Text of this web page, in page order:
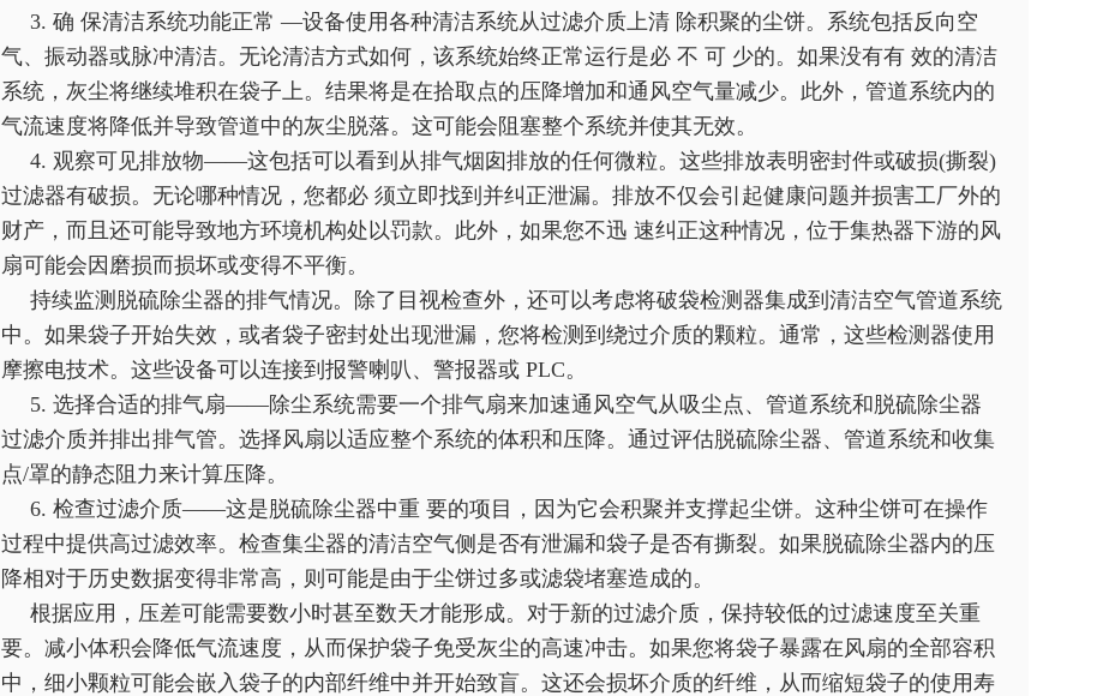
3. 确 保清洁系统功能正常 —设备使用各种清洁系统从过滤介质上清 除积聚的尘饼。系统包括反向空
气、振动器或脉冲清洁。无论清洁方式如何，该系统始终正常运行是必 不 可 少的。如果没有有 效的清洁
系统，灰尘将继续堆积在袋子上。结果将是在拾取点的压降增加和通风空气量减少。此外，管道系统内的
气流速度将降低并导致管道中的灰尘脱落。这可能会阻塞整个系统并使其无效。
4. 观察可见排放物——这包括可以看到从排气烟囱排放的任何微粒。这些排放表明密封件或破损(撕裂)
过滤器有破损。无论哪种情况，您都必 须立即找到并纠正泄漏。排放不仅会引起健康问题并损害工厂外的
财产，而且还可能导致地方环境机构处以罚款。此外，如果您不迅 速纠正这种情况，位于集热器下游的风
扇可能会因磨损而损坏或变得不平衡。
持续监测脱硫除尘器的排气情况。除了目视检查外，还可以考虑将破袋检测器集成到清洁空气管道系统
中。如果袋子开始失效，或者袋子密封处出现泄漏，您将检测到绕过介质的颗粒。通常，这些检测器使用
摩擦电技术。这些设备可以连接到报警喇叭、警报器或 PLC。
5. 选择合适的排气扇——除尘系统需要一个排气扇来加速通风空气从吸尘点、管道系统和脱硫除尘器
过滤介质并排出排气管。选择风扇以适应整个系统的体积和压降。通过评估脱硫除尘器、管道系统和收集
点/罩的静态阻力来计算压降。
6. 检查过滤介质——这是脱硫除尘器中重 要的项目，因为它会积聚并支撑起尘饼。这种尘饼可在操作
过程中提供高过滤效率。检查集尘器的清洁空气侧是否有泄漏和袋子是否有撕裂。如果脱硫除尘器内的压
降相对于历史数据变得非常高，则可能是由于尘饼过多或滤袋堵塞造成的。
根据应用，压差可能需要数小时甚至数天才能形成。对于新的过滤介质，保持较低的过滤速度至关重
要。减小体积会降低气流速度，从而保护袋子免受灰尘的高速冲击。如果您将袋子暴露在风扇的全部容积
中，细小颗粒可能会嵌入袋子的内部纤维中并开始致盲。这还会损坏介质的纤维，从而缩短袋子的使用寿